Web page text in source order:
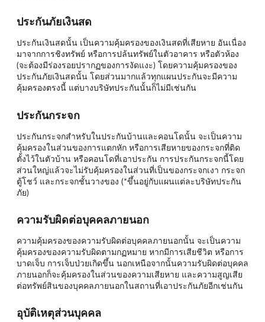
ประกันภัยเงินสด
ประกันเงินสดนั้น เป็นความคุ้มครองของเงินสดที่เสียหาย อันเนื่อง
มาจากการชิงทรัพย์ หรือการปล้นทรัพย์ในตัวอาคาร หรือตัวห้อง
(จะต้องมีร่องรอยปรากฏของการงัดแงะ) โดยความคุ้มครองของ
ประกันภัยเงินสดนั้น โดยส่วนมากแล้วทุกแผนประกันจะมีความ
คุ้มครองตรงนี้ แต่บางบริษัทประกันนั้นก็ไม่มีเช่นกัน
ประกันกระจก
ประกันกระจกสำหรับในประกันบ้านและคอนโดนั้น จะเป็นความ
คุ้มครองในส่วนของการแตกหัก หรือการเสียหายของกระจกที่ติด
ตั้งไว้ในตัวบ้าน หรือคอนโดที่เอาประกัน การประกันกระจกนี้โดย
ส่วนใหญ่แล้วจะไม่รับคุ้มครองในส่วนที่เป็นของกระจกเงา กระจก
ตู้โชว์ และกระจกชั้นวางของ (*ขึ้นอยู่กับแผนแต่ละบริษัทประกัน
ภัย)
ความรับผิดต่อบุคคลภายนอก
ความคุ้มครองของความรับผิดต่อบุคคลภายนอกนั้น จะเป็นความ
คุ้มครองของความรับผิดตามกฏหมาย หากมีการเสียชีวิต หรือการ
บาดเจ็บ การเจ็บป่วยเกิดขึ้น นอกเหนือจากนั้นความรับผิดต่อบุคคล
ภายนอกก็จะคุ้มครองในส่วนของความเสียหาย และความสูญเสีย
ต่อทรัพย์สินของบุคคลภายนอกในสถานที่เอาประกันภัยอีกเช่นกัน
อุบัติเหตุส่วนบุคคล